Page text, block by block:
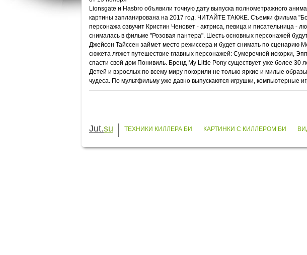
Lionsgate и Hasbro объявили точную дату выпуска полнометражного
картины запланирована на 2017 год. ЧИТАЙТЕ ТАКЖЕ. Съемки фильма
персонажа озвучит Кристин Ченовет - актриса, певица и писательница -
снималась в фильме "Розовая пантера". Шесть основных персонажей
Джейсон Тайссен займет место режиссера и будет снимать по сценарию
сюжета ляжет путешествие главных персонажей: Сумеречной искорки,
спасти свой дом Понивиль. Бренд My Little Pony существует уже более 30
Детей и взрослых по всему миру покорили не только яркие и милые
чудеса. По мультфильму уже давно выпускаются игрушки, компьютерные
Jut.su ТЕХНИКИ КИЛЛЕРА БИ КАРТИНКИ С КИЛЛЕРОМ БИ